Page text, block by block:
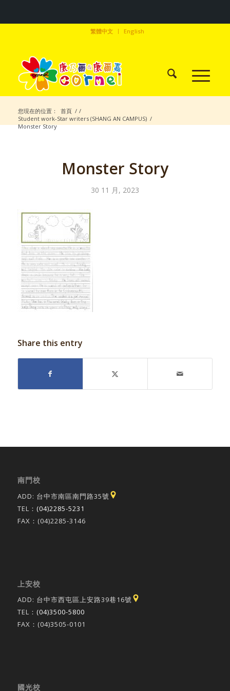
繁體中文 English
您現在的位置： 首頁 / /
Student work-Star writers (SHANG AN CAMPUS) /
Monster Story
Monster Story
30 11 月, 2023
Share this entry
南門校
ADD: 台中市南區南門路35號
TEL： (04)2285-5231
FAX：(04)2285-3146
上安校
ADD: 台中市西屯區上安路39巷16號
TEL： (04)3500-5800
FAX：(04)3505-0101
國光校